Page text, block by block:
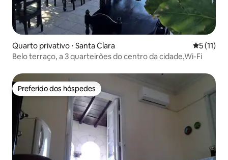
Quarto privativo ⋅ Santa Clara 5 de uma
5 (11)
Belo terraço, a 3 quarteirões do centro da cidade,Wi-Fi
Preferido dos hóspedes
Preferido dos hóspedes